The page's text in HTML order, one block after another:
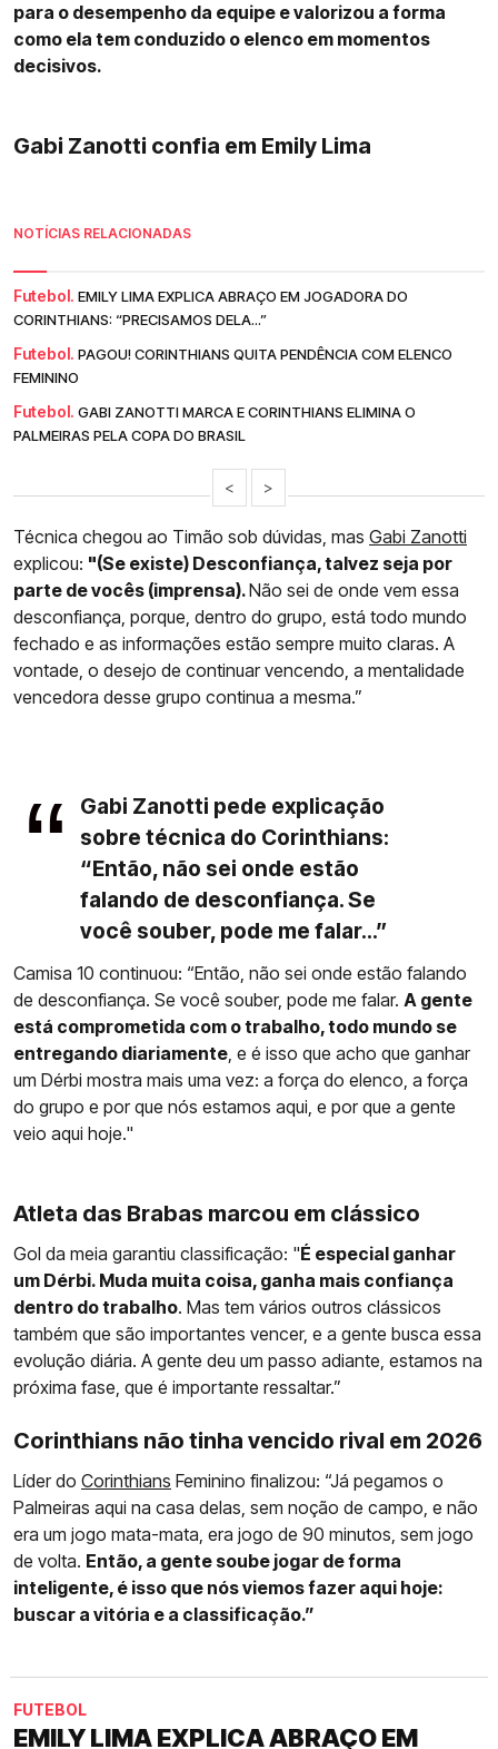
para o desempenho da equipe e valorizou a forma
como ela tem conduzido o elenco em momentos
decisivos.
Gabi Zanotti confia em Emily Lima
NOTÍCIAS RELACIONADAS
Futebol. EMILY LIMA EXPLICA ABRAÇO EM JOGADORA DO
CORINTHIANS: “PRECISAMOS DELA...”
Futebol. PAGOU! CORINTHIANS QUITA PENDÊNCIA COM ELENCO
FEMININO
Futebol. GABI ZANOTTI MARCA E CORINTHIANS ELIMINA O
PALMEIRAS PELA COPA DO BRASIL
< >
Técnica chegou ao Timão sob dúvidas, mas Gabi Zanotti
explicou: "(Se existe) Desconfiança, talvez seja por
parte de vocês (imprensa).Não sei de onde vem essa
desconfiança, porque, dentro do grupo, está todo mundo
fechado e as informações estão sempre muito claras. A
vontade, o desejo de continuar vencendo, a mentalidade
vencedora desse grupo continua a mesma.”
Gabi Zanotti pede explicação
sobre técnica do Corinthians:
“Então, não sei onde estão
falando de desconfiança. Se
você souber, pode me falar...”
Camisa 10 continuou: “Então, não sei onde estão falando
de desconfiança. Se você souber, pode me falar. A gente
está comprometida com o trabalho, todo mundo se
entregando diariamente, e é isso que acho que ganhar
um Dérbi mostra mais uma vez: a força do elenco, a força
do grupo e por que nós estamos aqui, e por que a gente
veio aqui hoje."
Atleta das Brabas marcou em clássico
Gol da meia garantiu classificação: "É especial ganhar
um Dérbi. Muda muita coisa, ganha mais confiança
dentro do trabalho. Mas tem vários outros clássicos
também que são importantes vencer, e a gente busca essa
evolução diária. A gente deu um passo adiante, estamos na
próxima fase, que é importante ressaltar.”
Corinthians não tinha vencido rival em 2026
Líder do Corinthians Feminino finalizou: “Já pegamos o
Palmeiras aqui na casa delas, sem noção de campo, e não
era um jogo mata-mata, era jogo de 90 minutos, sem jogo
de volta. Então, a gente soube jogar de forma
inteligente, é isso que nós viemos fazer aqui hoje:
buscar a vitória e a classificação.”
FUTEBOL
EMILY LIMA EXPLICA ABRAÇO EM